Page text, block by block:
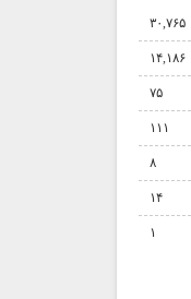
۳۰,۷۶۵
۱۴,۱۸۶
۷۵
۱۱۱
۸
۱۴
۱